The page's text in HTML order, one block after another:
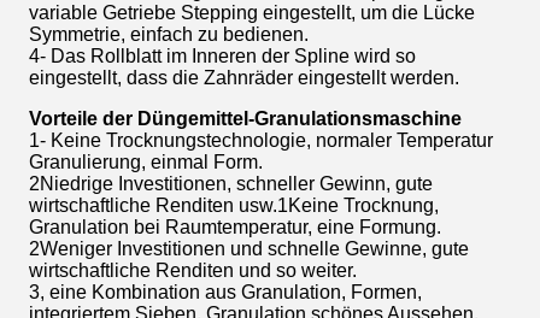
variable Getriebe Stepping eingestellt, um die Lücke
Symmetrie, einfach zu bedienen.
4- Das Rollblatt im Inneren der Spline wird so
eingestellt, dass die Zahnräder eingestellt werden.
Vorteile der Düngemittel-Granulationsmaschine
1- Keine Trocknungstechnologie, normaler Temperatur
Granulierung, einmal Form.
2Niedrige Investitionen, schneller Gewinn, gute
wirtschaftliche Renditen usw.1Keine Trocknung,
Granulation bei Raumtemperatur, eine Formung.
2Weniger Investitionen und schnelle Gewinne, gute
wirtschaftliche Renditen und so weiter.
3, eine Kombination aus Granulation, Formen,
integriertem Sieben, Granulation schönes Aussehen,